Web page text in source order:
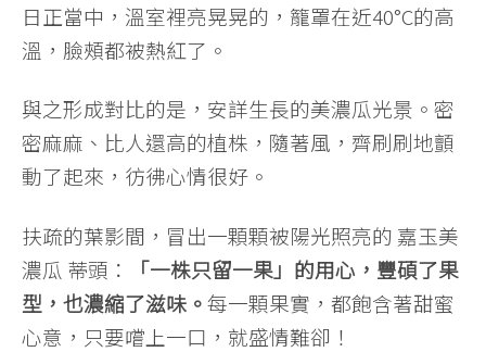
日正當中，溫室裡亮晃晃的，籠罩在近40°C的高
溫，臉頰都被熱紅了。
與之形成對比的是，安詳生長的美濃瓜光景。密
密麻麻、比人還高的植株，隨著風，齊刷刷地顫
動了起來，彷彿心情很好。
扶疏的葉影間，冒出一顆顆被陽光照亮的 嘉玉美
濃瓜 蒂頭：
「一株只留一果」的用心，豐碩了果
型，也濃縮了滋味。每一顆果實，都飽含著甜蜜
心意，只要嚐上一口，就盛情難卻！